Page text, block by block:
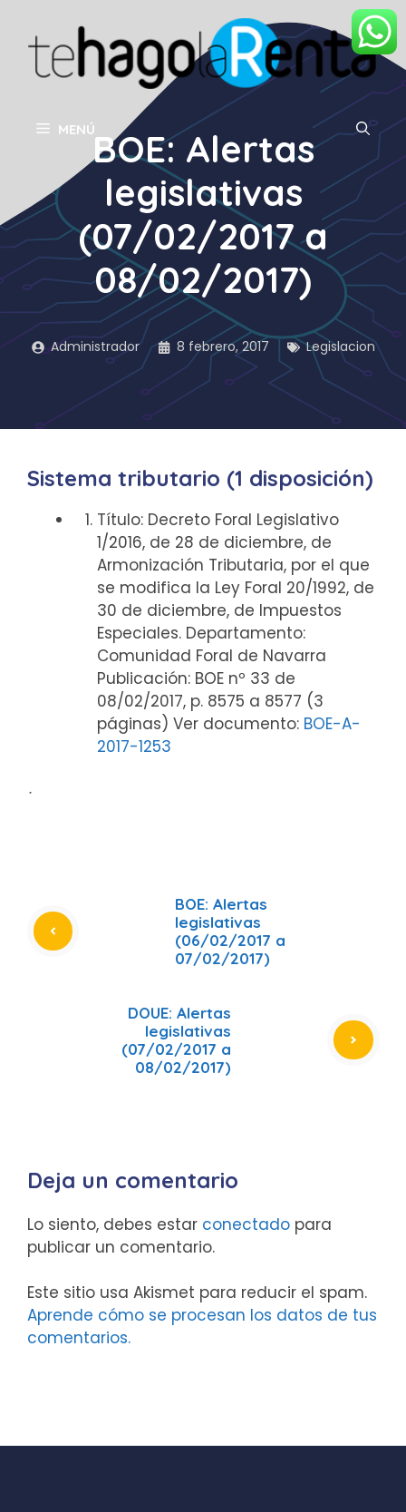
contenido
MENÚBOE: Alertas
legislativas
(07/02/2017 a
08/02/2017)
Administrador 8 febrero, 2017 Legislacion
Sistema tributario (1 disposición)
Título: Decreto Foral Legislativo
1/2016, de 28 de diciembre, de
Armonización Tributaria, por el que
se modifica la Ley Foral 20/1992, de
30 de diciembre, de Impuestos
Especiales. Departamento:
Comunidad Foral de Navarra
Publicación: BOE nº 33 de
08/02/2017, p. 8575 a 8577 (3
páginas) Ver documento: BOE-A-
2017-1253
ᐧ
BOE: Alertas
legislativas
(06/02/2017 a
07/02/2017)
DOUE: Alertas
legislativas
(07/02/2017 a
08/02/2017)
Deja un comentario
Lo siento, debes estar conectado para
publicar un comentario.
Este sitio usa Akismet para reducir el spam.
Aprende cómo se procesan los datos de tus
comentarios.